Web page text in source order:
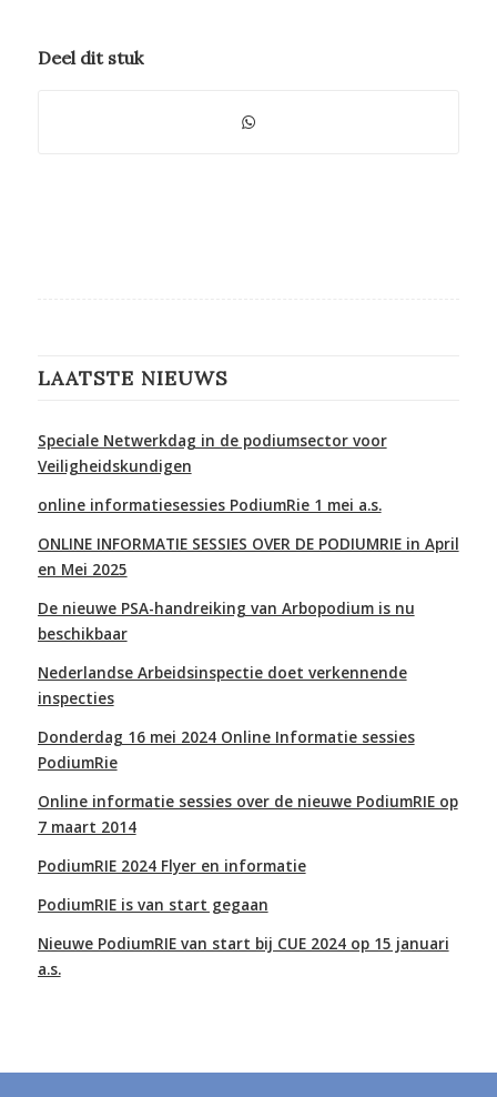
Deel dit stuk
LAATSTE NIEUWS
Speciale Netwerkdag in de podiumsector voor
Veiligheidskundigen
online informatiesessies PodiumRie 1 mei a.s.
ONLINE INFORMATIE SESSIES OVER DE PODIUMRIE in April
en Mei 2025
De nieuwe PSA-handreiking van Arbopodium is nu
beschikbaar
Nederlandse Arbeidsinspectie doet verkennende
inspecties
Donderdag 16 mei 2024 Online Informatie sessies
PodiumRie
Online informatie sessies over de nieuwe PodiumRIE op
7 maart 2014
PodiumRIE 2024 Flyer en informatie
PodiumRIE is van start gegaan
Nieuwe PodiumRIE van start bij CUE 2024 op 15 januari
a.s.